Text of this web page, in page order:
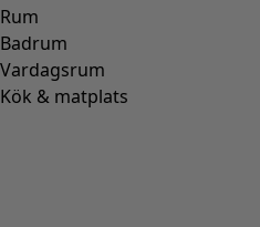
Rum
Badrum
Vardagsrum
Kök & matplats